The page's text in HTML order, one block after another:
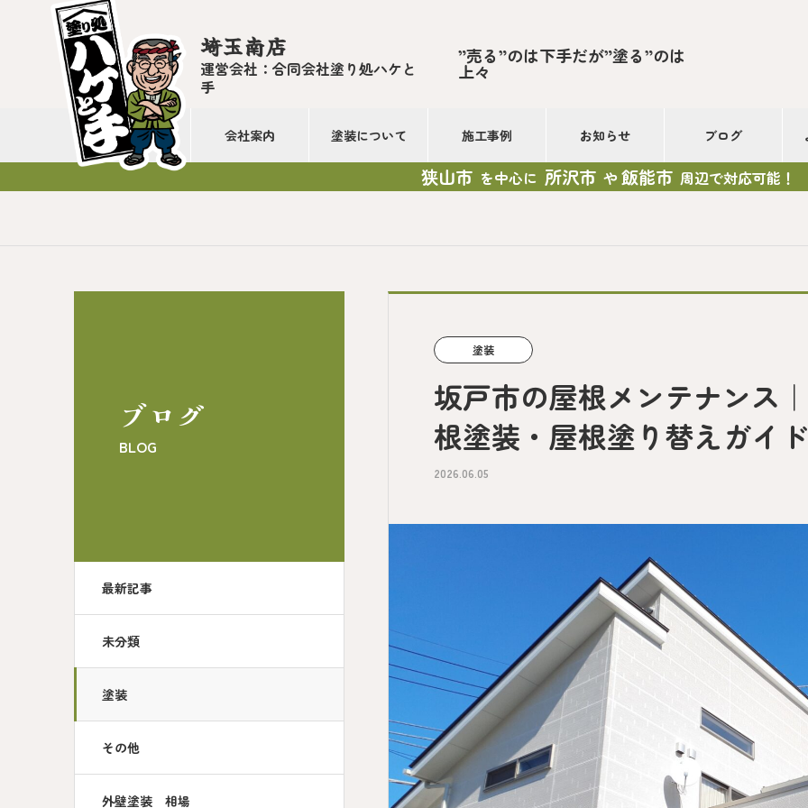
埼玉南店
運営会社：合同会社塗り処ハケと
手
”売る”のは下手だが”塗る”のは
上々
会社案内 塗装について 施工事例 お知らせ ブログ
狭山市 を中心に 所沢市 や飯能市 周辺で対応可能！
ブログ
BLOG
最新記事
未分類
塗装
その他
外壁塗装 相場
塗装
坂戸市の屋根メンテナンス
根塗装・屋根塗り替えガイド
2026.06.05